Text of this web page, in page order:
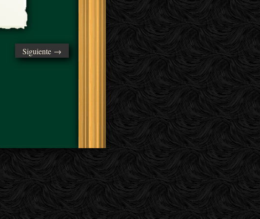
Siguiente →